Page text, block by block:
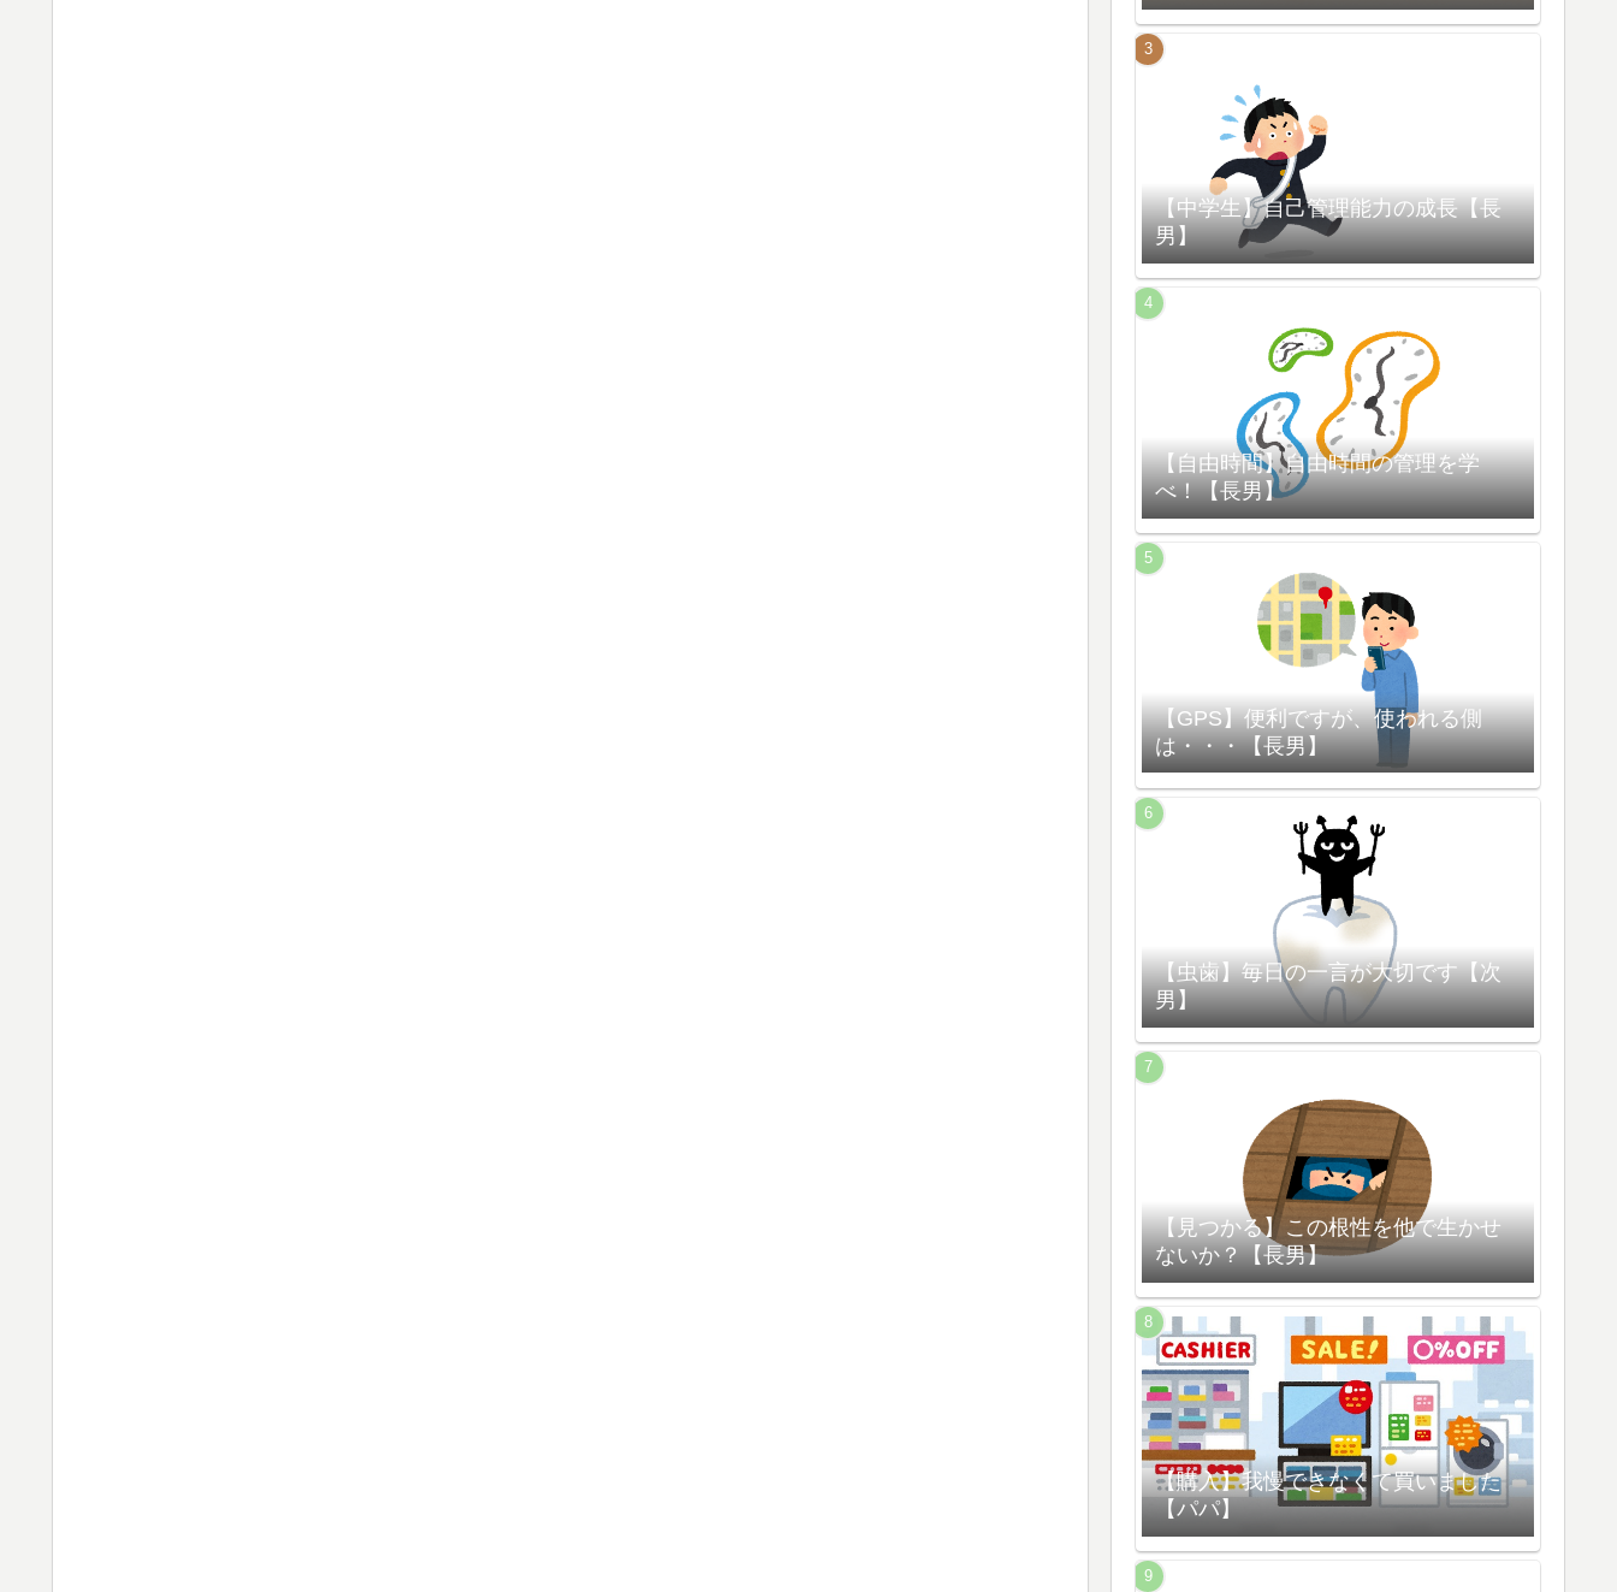
【中学生】自己管理能力の成長【長
男】
【自由時間】自由時間の管理を学
べ！【長男】
【GPS】便利ですが、使われる側
は・・・【長男】
【虫歯】毎日の一言が大切です【次
男】
【見つかる】この根性を他で生かせ
ないか？【長男】
【購入】我慢できなくて買いました
【パパ】